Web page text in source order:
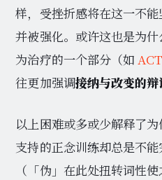
样，受挫折感将在这一不
并被强化。或许这也是为
为治疗的一个部分（如ACT
往更加强调接纳与改变的辩
以上困难或多或少解释了
支持的正念训练却总是不
（「伪」在此处扭转词性